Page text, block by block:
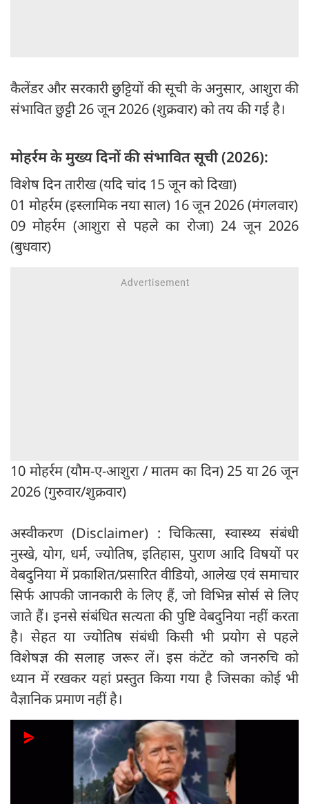
कैलेंडर और सरकारी छुट्टियों की सूची के अनुसार, आशुरा की
संभावित छुट्टी 26 जून 2026 (शुक्रवार) को तय की गई है।
मोहर्रम के मुख्य दिनों की संभावित सूची (2026):
विशेष दिन तारीख (यदि चांद 15 जून को दिखा)
01 मोहर्रम (इस्लामिक नया साल) 16 जून 2026 (मंगलवार)
09 मोहर्रम (आशुरा से पहले का रोजा) 24 जून 2026
(बुधवार)
10 मोहर्रम (यौम-ए-आशुरा / मातम का दिन) 25 या 26 जून
2026 (गुरुवार/शुक्रवार)
अस्वीकरण (Disclaimer) : चिकित्सा, स्वास्थ्य संबंधी
नुस्खे, योग, धर्म, ज्योतिष, इतिहास, पुराण आदि विषयों पर
वेबदुनिया में प्रकाशित/प्रसारित वीडियो, आलेख एवं समाचार
सिर्फ आपकी जानकारी के लिए हैं, जो विभिन्न सोर्स से लिए
जाते हैं। इनसे संबंधित सत्यता की पुष्टि वेबदुनिया नहीं करता
है। सेहत या ज्योतिष संबंधी किसी भी प्रयोग से पहले
विशेषज्ञ की सलाह जरूर लें। इस कंटेंट को जनरुचि को
ध्यान में रखकर यहां प्रस्तुत किया गया है जिसका कोई भी
वैज्ञानिक प्रमाण नहीं है।